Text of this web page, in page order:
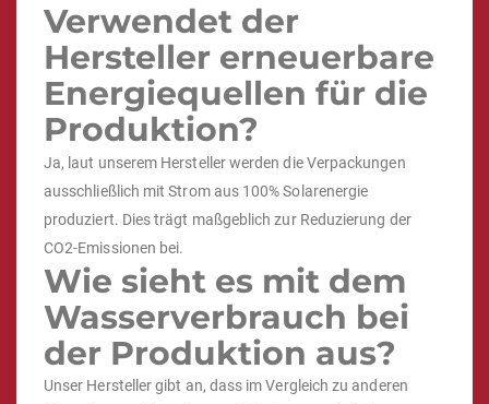
Verwendet der
Hersteller erneuerbare
Energiequellen für die
Produktion?
Ja, laut unserem Hersteller werden die Verpackungen
ausschließlich mit Strom aus 100% Solarenergie
produziert. Dies trägt maßgeblich zur Reduzierung der
CO2-Emissionen bei.
Wie sieht es mit dem
Wasserverbrauch bei
der Produktion aus?
Unser Hersteller gibt an, dass im Vergleich zu anderen